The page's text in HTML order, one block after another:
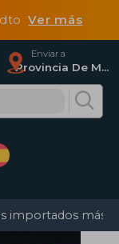
dtoVer más
Enviar a
Provincia De Madrid
importados más